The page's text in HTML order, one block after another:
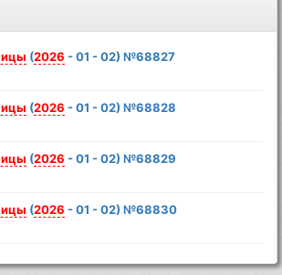
(2026 - 01 - 02) №68827
(2026 - 01 - 02) №68828
(2026 - 01 - 02) №68829
(2026 - 01 - 02) №68830